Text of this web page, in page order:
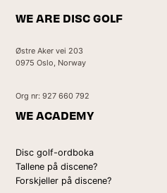
WE ARE DISC GOLF
Østre Aker vei 203
0975 Oslo, Norway
Org nr: 927 660 792
WE ACADEMY
Disc golf-ordboka
Tallene på discene?
Forskjeller på discene?